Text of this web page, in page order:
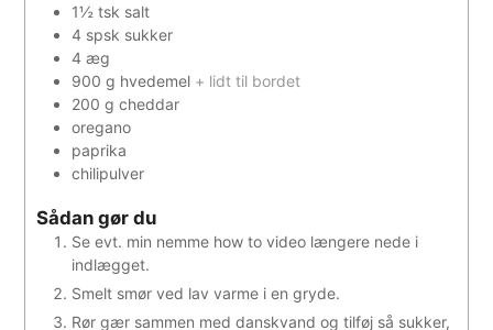
1½ tsk salt
4 spsk sukker
4 æg
900 g hvedemel + lidt til bordet
200 g cheddar
oregano
paprika
chilipulver
Sådan gør du
Se evt. min nemme how to video længere nede i
indlægget.
Smelt smør ved lav varme i en gryde.
Rør gær sammen med danskvand og tilføj så sukker,